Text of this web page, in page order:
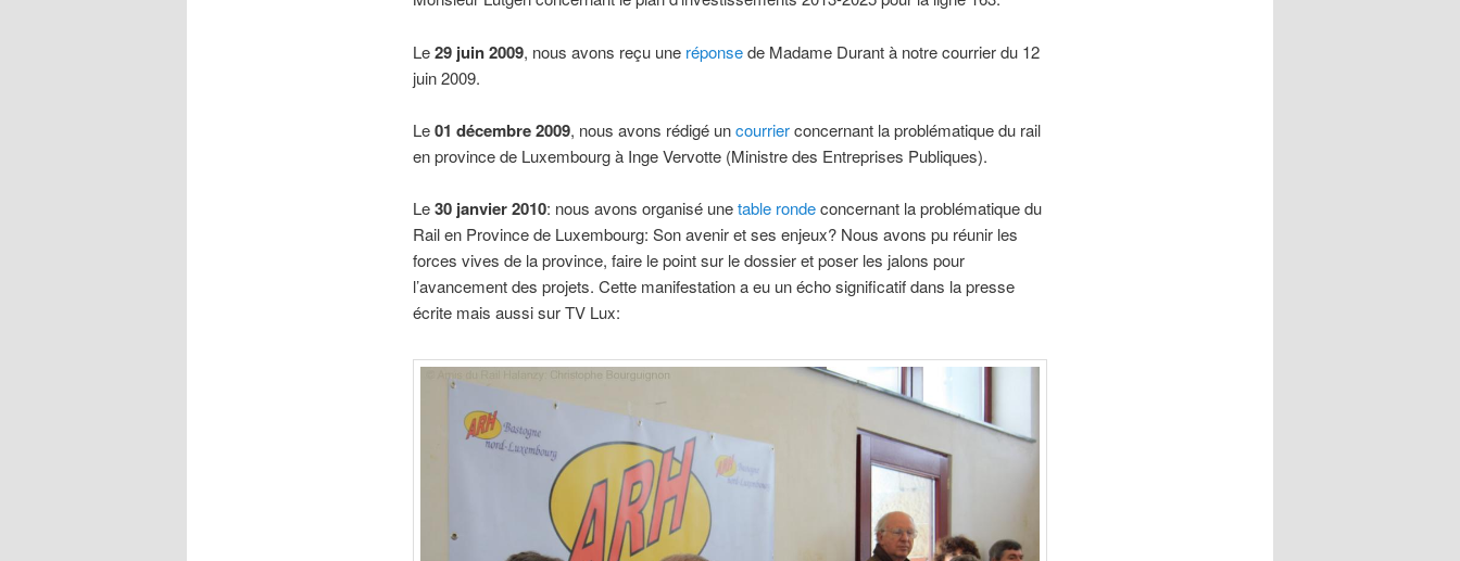
Le29 juin 2009, nous avons reçu une réponsede Madame Durant à notre courrier du 12
juin 2009.
Le01 décembre 2009, nous avons rédigé uncourrierconcernant la problématique du rail
en province de Luxembourg à Inge Vervotte (Ministre des Entreprises Publiques).
Le30 janvier 2010: nous avons organisé unetable rondeconcernant la problématique du
Rail en Province de Luxembourg: Son avenir et ses enjeux? Nous avons pu réunir les
forces vives de la province, faire le point sur le dossier et poser les jalons pour
l’avancement des projets. Cette manifestation a eu un écho significatif dans la presse
écrite mais aussi sur TV Lux: